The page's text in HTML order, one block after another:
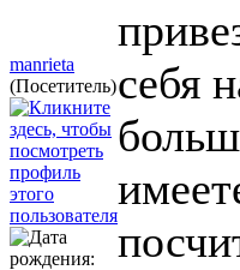
manrieta
(Посетитель)себя